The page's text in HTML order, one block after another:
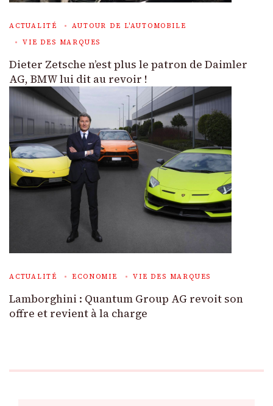
ACTUALITÉ
AUTOUR DE L'AUTOMOBILE
VIE DES MARQUES
Dieter Zetsche n’est plus le patron de Daimler
AG, BMW lui dit au revoir !
ACTUALITÉ ECONOMIE VIE DES MARQUES
Lamborghini : Quantum Group AG revoit son
offre et revient à la charge